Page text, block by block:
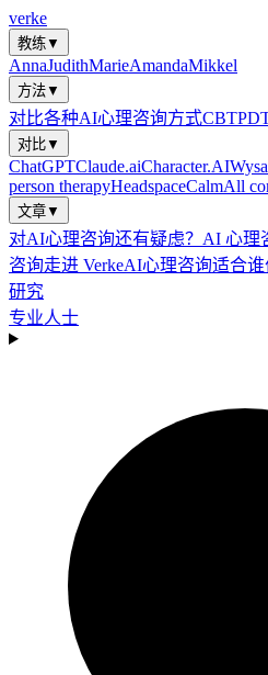
verke
教练▼
AnnaJudithMarieAmandaMikkel
方法▼
对比各种AI心理咨询方式CBT
对比▼
ChatGPTClaude.aiCharacter.AIWysa
person therapyHeadspaceCalmAll
文章▼
对AI心理咨询还有疑虑？ AI 心理
咨询走进 VerkeAI心理咨询适合谁
研究
专业人士